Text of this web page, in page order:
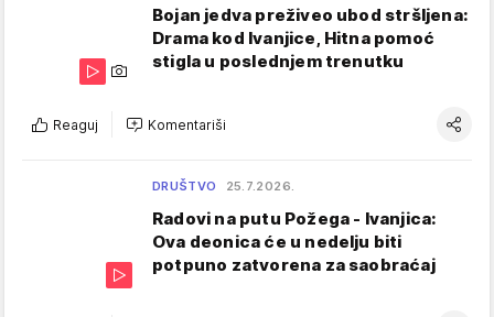
Bojan jedva preživeo ubod stršljena:
Drama kod Ivanjice, Hitna pomoć
stigla u poslednjem trenutku
Reaguj Komentariši
DRUŠTVO 25.7.2026.
Radovi na putu Požega - Ivanjica:
Ova deonica će u nedelju biti
potpuno zatvorena za saobraćaj